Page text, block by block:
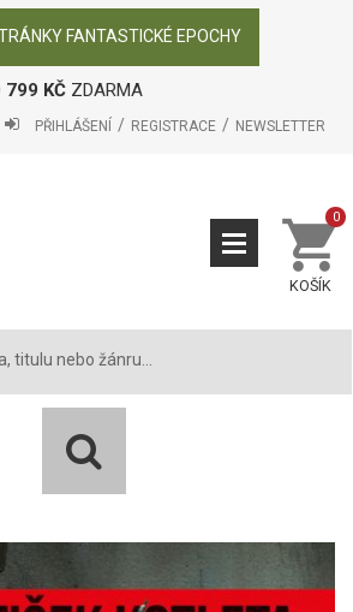
FANTASTICKÉ EPOCHY
799 KČZDARMA
PŘIHLÁŠENÍ REGISTRACE NEWSLETTER
KOŠÍK
0